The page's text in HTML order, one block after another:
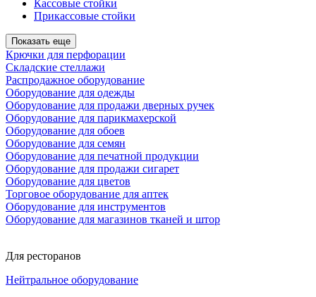
Кассовые стойки
Прикассовые стойки
Показать еще
Крючки для перфорации
Складские стеллажи
Распродажное оборудование
Оборудование для одежды
Оборудование для продажи дверных ручек
Оборудование для парикмахерской
Оборудование для обоев
Оборудование для семян
Оборудование для печатной продукции
Оборудование для продажи сигарет
Оборудование для цветов
Торговое оборудование для аптек
Оборудование для инструментов
Оборудование для магазинов тканей и штор
Для ресторанов
Нейтральное оборудование